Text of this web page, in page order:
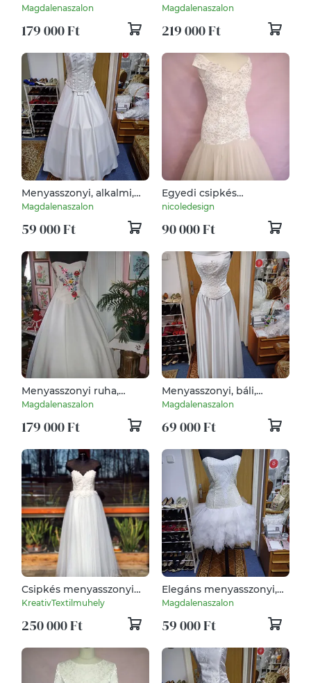
kalocsai himzett, két
részes, füzős.
Magdalenaszalon
179 000 Ft
magyaros menyasszonyi
ruha, nyakba pántos
Magdalenaszalon
219 000 Ft
Menyasszonyi, alkalmi,
báli, szalagavatós ruha,
fehér, strasszos.
Magdalenaszalon
59 000 Ft
Egyedi csipkés
menyasszonyi ruha
nicoledesign
90 000 Ft
Menyasszonyi ruha,
kalocsai himzett, két
részes, füzős.
Magdalenaszalon
179 000 Ft
Menyasszonyi, báli,
alkalmi ruha, két részes,
füzős.
Magdalenaszalon
69 000 Ft
Csipkés menyasszonyi
ruha
KreativTextilmuhely
250 000 Ft
Elegáns menyasszonyi,
alkalmi, báli, estélyi,
táncruha
Magdalenaszalon
59 000 Ft